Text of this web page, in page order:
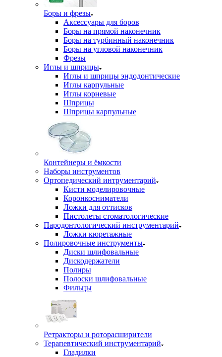
Боры и фрезы
Аксессуары для боров
Боры на прямой наконечник
Боры на турбинный наконечник
Боры на угловой наконечник
Фрезы
Иглы и шприцы
Иглы и шприцы эндодонтические
Иглы карпульные
Иглы корневые
Шприцы
Шприцы карпульные
Контейнеры и ёмкости
Наборы инструментов
Ортопедический интрументарий
Кисти моделировочные
Коронкосниматели
Ложки для оттисков
Пистолеты стоматологические
Пародонтологический инструментарий
Ложки кюретажные
Полировочные инструменты
Диски шлифовальные
Дискодержатели
Полиры
Полоски шлифовальные
Фильцы
Ретракторы и роторасширители
Терапевтический инструментарий
Гладилки